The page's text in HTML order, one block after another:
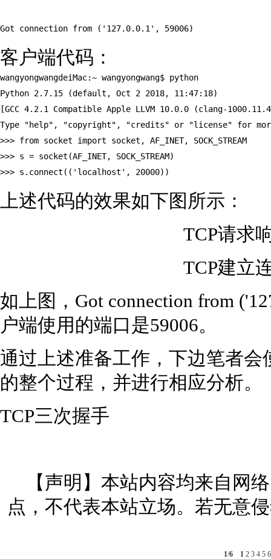
Got connection from ('127.0.0.1', 59006)
客户端代码：
wangyongwangdeiMac:~ wangyongwang$ python
Python 2.7.15 (default, Oct 2 2018, 11:47:18)
[GCC 4.2.1 Compatible Apple LLVM 10.0.0 (clang-
Type "help", "copyright", "credits" or "license" for
>>> from socket import socket, AF_INET, SOCK_STREAM
>>> s = socket(AF_INET, SOCK_STREAM)
>>> s.connect(('localhost', 20000))
上述代码的效果如下图所示：
TCP请求
TCP建立
如上图，Got connection from
户端使用的端口是59006。
通过上述准备工作，下边笔者会
的整个过程，并进行相应分析。
TCP三次握手
【声明】本站内容均来自网
点，不代表本站立场。若无意
1/6 1 2 3 4 5 6